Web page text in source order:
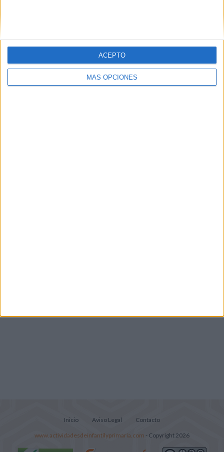
MÁS OPCIONES
ACEPTO
LO MÁS VISITADO
Inicio Aviso Legal Contacto
www.actividadesdeinfantilyprimaria.com - Copyright 2026